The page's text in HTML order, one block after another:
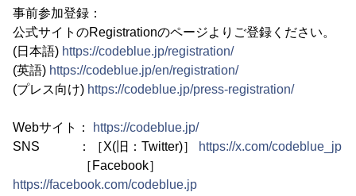
事前参加登録：
公式サイトのRegistrationのページよりご登録ください。
(日本語) https://codeblue.jp/registration/
(英語) https://codeblue.jp/en/registration/
(プレス向け) https://codeblue.jp/press-registration/
Webサイト：
https://codeblue.jp/
SNS ：［X(旧：Twitter)］
https://x.com/codeblue_jp
［Facebook］
https://facebook.com/codeblue.jp